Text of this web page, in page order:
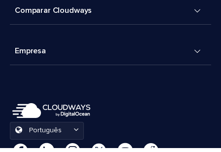
Comparar Cloudways
Empresa
Português